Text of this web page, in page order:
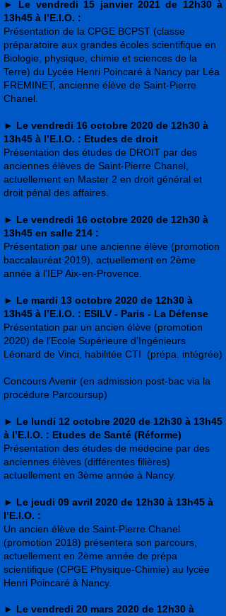
► Le vendredi 15 janvier 2021 de 12h30 à
13h45 à l’E.I.O. :
Présentation de la CPGE BCPST (classe
préparatoire aux grandes écoles scientifique en
Biologie, physique, chimie et sciences de la
Terre) du Lycée Henri Poincaré à Nancy par Léa
FREMINET, ancienne élève de Saint-Pierre
Chanel.
► Le vendredi 16 octobre 2020 de 12h30 à
13h45 à l’E.I.O. : Etudes de droit
Présentation des études de DROIT par des
anciennes élèves de Saint-Pierre Chanel,
actuellement en Master 2 en droit général et
droit pénal des affaires.
► Le vendredi 16 octobre 2020 de 12h30 à
13h45 en salle 214 :
Présentation par une ancienne élève (promotion
baccalauréat 2019), actuellement en 2ème
année à l’IEP Aix-en-Provence.
► Le mardi 13 octobre 2020 de 12h30 à
13h45 à l’E.I.O. : ESILV - Paris - La Défense
Présentation par un ancien élève (promotion
2020) de l’Ecole Supérieure d’Ingénieurs
Léonard de Vinci, habilitée CTI (prépa. intégrée)
Concours Avenir (en admission post-bac via la
procédure Parcoursup)
► Le lundi 12 octobre 2020 de 12h30 à 13h45
à l’E.I.O. : Etudes de Santé (Réforme)
Présentation des études de médecine par des
anciennes élèves (différentes filières)
actuellement en 3ème année à Nancy.
► Le jeudi 09 avril 2020 de 12h30 à 13h45 à
l’E.I.O. :
Un ancien élève de Saint-Pierre Chanel
(promotion 2018) présentera son parcours,
actuellement en 2ème année de prépa
scientifique (CPGE Physique-Chimie) au lycée
Henri Poincaré à Nancy.
► Le vendredi 20 mars 2020 de 12h30 à